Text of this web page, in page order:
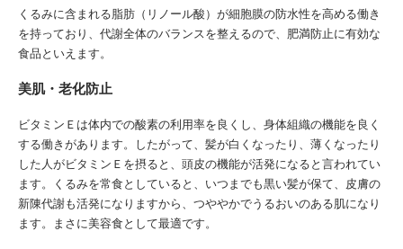
くるみに含まれる脂肪（リノール酸）が細胞膜の防水性を高める働き
を持っており、代謝全体のバランスを整えるので、肥満防止に有効な
食品といえます。
美肌・老化防止
ビタミンＥは体内での酸素の利用率を良くし、身体組織の機能を良く
する働きがあります。したがって、髪が白くなったり、薄くなったり
した人がビタミンＥを摂ると、頭皮の機能が活発になると言われてい
ます。くるみを常食としていると、いつまでも黒い髪が保て、皮膚の
新陳代謝も活発になりますから、つややかでうるおいのある肌になり
ます。まさに美容食として最適です。